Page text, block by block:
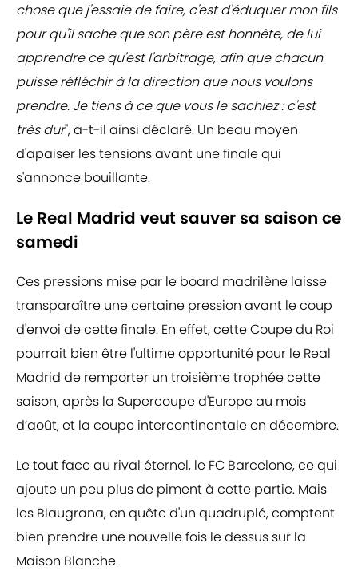
chose que j'essaie de faire, c'est d'éduquer mon fils
pour qu'il sache que son père est honnête, de lui
apprendre ce qu'est l'arbitrage, afin que chacun
puisse réfléchir à la direction que nous voulons
prendre. Je tiens à ce que vous le sachiez : c'est
très dur", a-t-il ainsi déclaré. Un beau moyen
d'apaiser les tensions avant une finale qui
s'annonce bouillante.
Le Real Madrid veut sauver sa saison ce
samedi
Ces pressions mise par le board madrilène laisse
transparaître une certaine pression avant le coup
d'envoi de cette finale. En effet, cette Coupe du Roi
pourrait bien être l'ultime opportunité pour le Real
Madrid de remporter un troisième trophée cette
saison, après la Supercoupe d'Europe au mois
d’août, et la coupe intercontinentale en décembre.
Le tout face au rival éternel, le FC Barcelone, ce qui
ajoute un peu plus de piment à cette partie. Mais
les Blaugrana, en quête d'un quadruplé, comptent
bien prendre une nouvelle fois le dessus sur la
Maison Blanche.